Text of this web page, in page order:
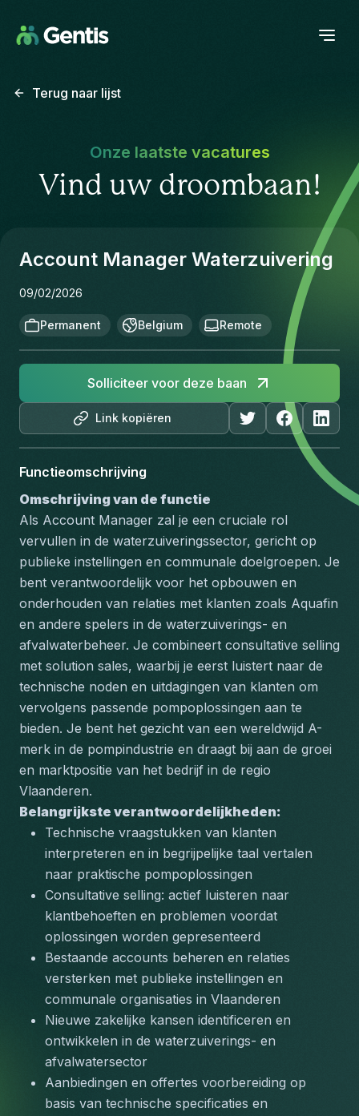
Terug naar lijst
Onze laatste vacatures
Vind uw droombaan!
Account Manager Waterzuivering
09/02/2026
Permanent Belgium Remote
Link kopiëren
Solliciteer voor deze baan
Functieomschrijving
Omschrijving van de functie
Als Account Manager zal je een cruciale rol
vervullen in de waterzuiveringssector, gericht op
publieke instellingen en communale doelgroepen. Je
bent verantwoordelijk voor het opbouwen en
onderhouden van relaties met klanten zoals Aquafin
en andere spelers in de waterzuiverings- en
afvalwaterbeheer. Je combineert consultative selling
met solution sales, waarbij je eerst luistert naar de
technische noden en uitdagingen van klanten om
vervolgens passende pompoplossingen aan te
bieden. Je bent het gezicht van een wereldwijd A-
merk in de pompindustrie en draagt bij aan de groei
en marktpositie van het bedrijf in de regio
Vlaanderen.
Belangrijkste verantwoordelijkheden:
Technische vraagstukken van klanten
interpreteren en in begrijpelijke taal vertalen
naar praktische pompoplossingen
Consultative selling: actief luisteren naar
klantbehoeften en problemen voordat
oplossingen worden gepresenteerd
Bestaande accounts beheren en relaties
versterken met publieke instellingen en
communale organisaties in Vlaanderen
Nieuwe zakelijke kansen identificeren en
ontwikkelen in de waterzuiverings- en
afvalwatersector
Aanbiedingen en offertes voorbereiding op
basis van technische specificaties en